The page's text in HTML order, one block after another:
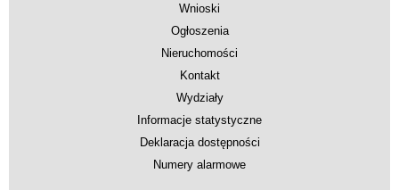
Wnioski
Ogłoszenia
Nieruchomości
Kontakt
Wydziały
Informacje statystyczne
Deklaracja dostępności
Numery alarmowe